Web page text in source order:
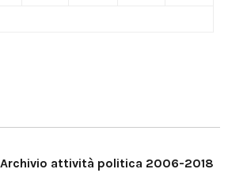
Archivio attività politica 2006-2018